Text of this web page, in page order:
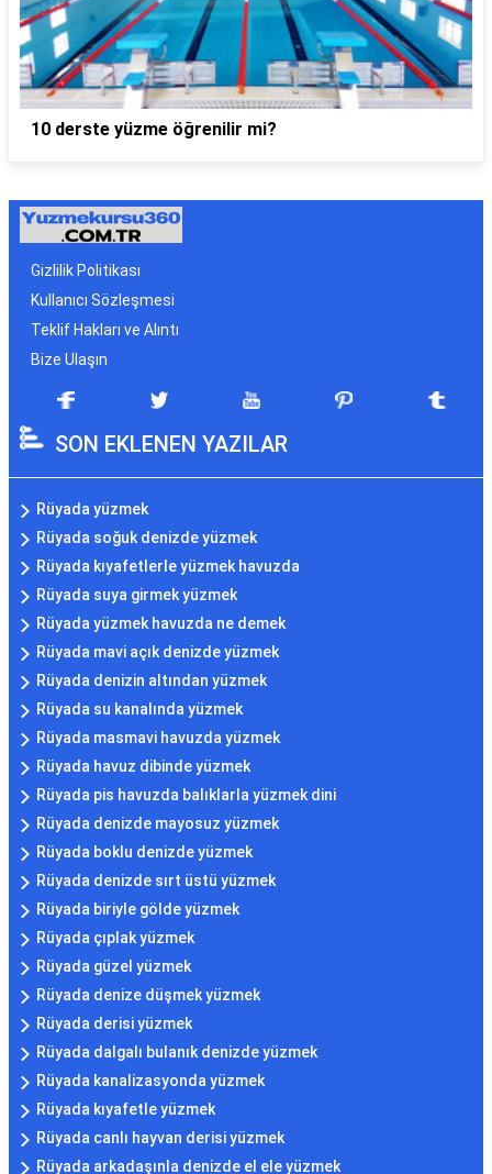
10 derste yüzme öğrenilir mi?
Gizlilik Politikası
Kullanıcı Sözleşmesi
Teklif Hakları ve Alıntı
Bize Ulaşın
SON EKLENEN YAZILAR
Rüyada yüzmek
Rüyada soğuk denizde yüzmek
Rüyada kıyafetlerle yüzmek havuzda
Rüyada suya girmek yüzmek
Rüyada yüzmek havuzda ne demek
Rüyada mavi açık denizde yüzmek
Rüyada denizin altından yüzmek
Rüyada su kanalında yüzmek
Rüyada masmavi havuzda yüzmek
Rüyada havuz dibinde yüzmek
Rüyada pis havuzda balıklarla yüzmek dini
Rüyada denizde mayosuz yüzmek
Rüyada boklu denizde yüzmek
Rüyada denizde sırt üstü yüzmek
Rüyada biriyle gölde yüzmek
Rüyada çıplak yüzmek
Rüyada güzel yüzmek
Rüyada denize düşmek yüzmek
Rüyada derisi yüzmek
Rüyada dalgalı bulanık denizde yüzmek
Rüyada kanalizasyonda yüzmek
Rüyada kıyafetle yüzmek
Rüyada canlı hayvan derisi yüzmek
Rüyada arkadaşınla denizde el ele yüzmek